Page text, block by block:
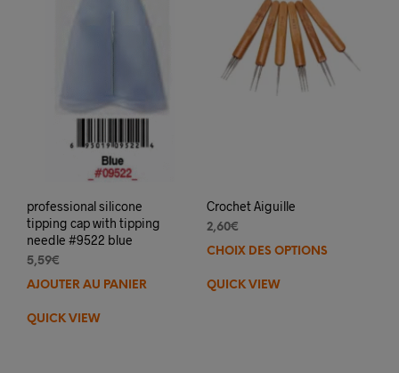
professional silicone
tipping cap with tipping
needle #9522 blue
5,59€
AJOUTER AU PANIER
QUICK VIEW
Crochet Aiguille
2,60€
CHOIX DES OPTIONS
QUICK VIEW